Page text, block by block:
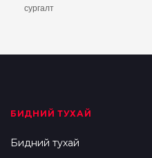
сургалт
БИДНИЙ ТУХАЙ
Бидний тухай